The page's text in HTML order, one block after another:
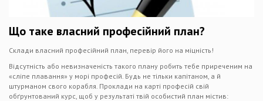
Що таке власний професійний план?
Склади власний професійний план, перевір його на міцність!
Відсутність або невизначеність такого плану робить тебе приреченим на
«сліпе плавання» у морі професій. Будь не тільки капітаном, а й
штурманом свого корабля. Проклади на карті професій свій
обґрунтований курс, щоб у результаті твій особистий план містив: